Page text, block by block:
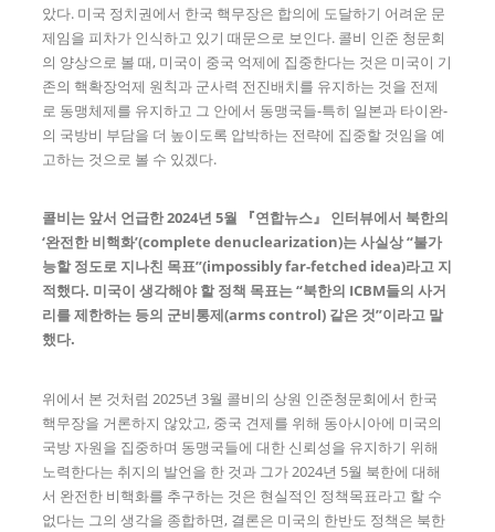
았다. 미국 정치권에서 한국 핵무장은 합의에 도달하기 어려운 문
제임을 피차가 인식하고 있기 때문으로 보인다. 콜비 인준 청문회
의 양상으로 볼 때, 미국이 중국 억제에 집중한다는 것은 미국이 기
존의 핵확장억제 원칙과 군사력 전진배치를 유지하는 것을 전제
로 동맹체제를 유지하고 그 안에서 동맹국들-특히 일본과 타이완-
의 국방비 부담을 더 높이도록 압박하는 전략에 집중할 것임을 예
고하는 것으로 볼 수 있겠다.
콜비는 앞서 언급한2024년5월 『연합뉴스』 인터뷰에서 북한의
‘완전한 비핵화’(complete denuclearization)는 사실상“불가
능할 정도로 지나친 목표”(impossibly far-fetched idea)라고 지
적했다. 미국이 생각해야 할 정책 목표는“북한의 ICBM들의 사거
리를 제한하는 등의 군비통제(arms control) 같은 것”이라고 말
했다.
위에서 본 것처럼 2025년 3월 콜비의 상원 인준청문회에서 한국
핵무장을 거론하지 않았고, 중국 견제를 위해 동아시아에 미국의
국방 자원을 집중하며 동맹국들에 대한 신뢰성을 유지하기 위해
노력한다는 취지의 발언을 한 것과 그가 2024년 5월 북한에 대해
서 완전한 비핵화를 추구하는 것은 현실적인 정책목표라고 할 수
없다는 그의 생각을 종합하면, 결론은 미국의 한반도 정책은 북한